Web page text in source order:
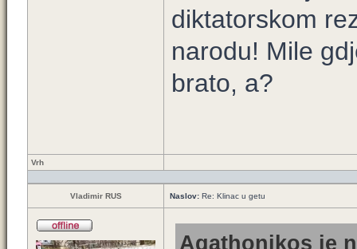
diktatorskom
narodu! Mile
brato, a?
Vrh
Vladimir RUS Naslov: Re: Klinac u getu
Agathonikos je